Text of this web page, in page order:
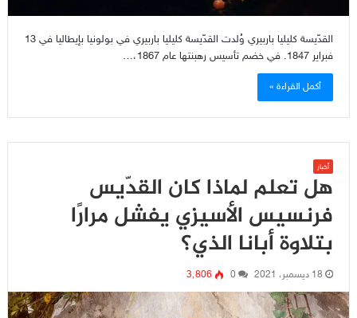
القدّيسة كليليا باربيري وُلدت القدّيسة كليليا باربيري في بولونيا بإيطاليا في 13
فبراير 1847. في خضم تأسيس رهبنتها عام 1867،…
أكمل القراءة »
أخبار
هل تعلم لماذا كان القدّيس
فرنسيس الأسيزي يفشل مرارًا
بتلاوة أبانا الذي؟
18 ديسمبر، 2021 0 3٬806